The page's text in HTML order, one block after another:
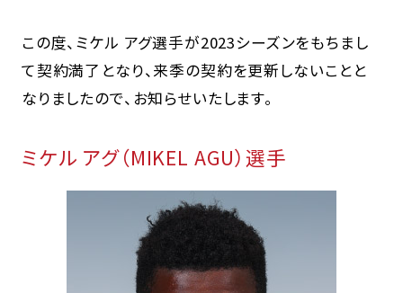
この度、ミケル アグ選手が2023シーズンをもちまし
て契約満了となり、来季の契約を更新しないことと
なりましたので、お知らせいたします。
ミケル アグ（MIKEL AGU）選手